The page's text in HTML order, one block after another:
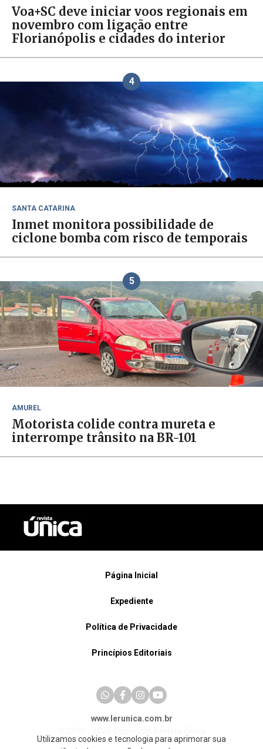
Voa+SC deve iniciar voos regionais em
novembro com ligação entre
Florianópolis e cidades do interior
4
SANTA CATARINA
Inmet monitora possibilidade de
ciclone bomba com risco de temporais
5
AMUREL
Motorista colide contra mureta e
interrompe trânsito na BR-101
Página Inicial
Expediente
Política de Privacidade
Princípios Editoriais
www.lerunica.com.br
Utilizamos cookies e tecnologia para aprimorar sua